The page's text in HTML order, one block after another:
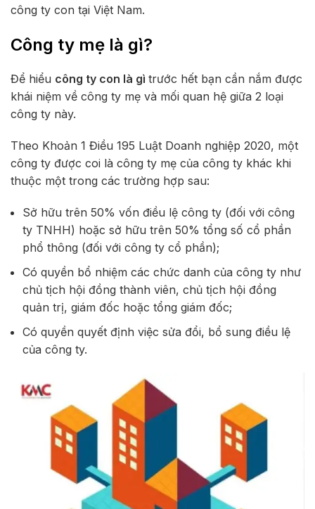
công ty con tại Việt Nam.
Công ty mẹ là gì?
Để hiểu công ty con là gì trước hết bạn cần nắm được
khái niệm về công ty mẹ và mối quan hệ giữa 2 loại
công ty này.
Theo Khoản 1 Điều 195 Luật Doanh nghiệp 2020, một
công ty được coi là công ty mẹ của công ty khác khi
thuộc một trong các trường hợp sau:
Sở hữu trên 50% vốn điều lệ công ty (đối với công
ty TNHH) hoặc sở hữu trên 50% tổng số cổ phần
phổ thông (đối với công ty cổ phần);
Có quyền bổ nhiệm các chức danh của công ty như
chủ tịch hội đồng thành viên, chủ tịch hội đồng
quản trị, giám đốc hoặc tổng giám đốc;
Có quyền quyết định việc sửa đổi, bổ sung điều lệ
của công ty.